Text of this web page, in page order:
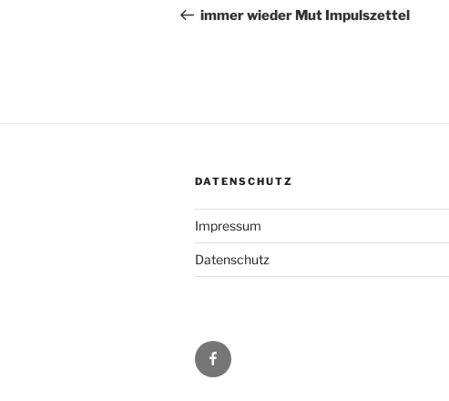
Beitrag
immer wieder Mut Impulszettel
DATENSCHUTZ
Impressum
Datenschutz
Facebook